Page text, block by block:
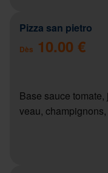
Pizza san pietro
Dès 10.00 €
Base sauce
veau,